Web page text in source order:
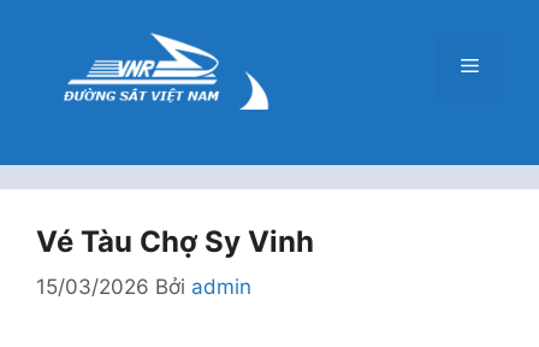
Menu
Vé Tàu Chợ Sy Vinh
15/03/2026 Bởi admin